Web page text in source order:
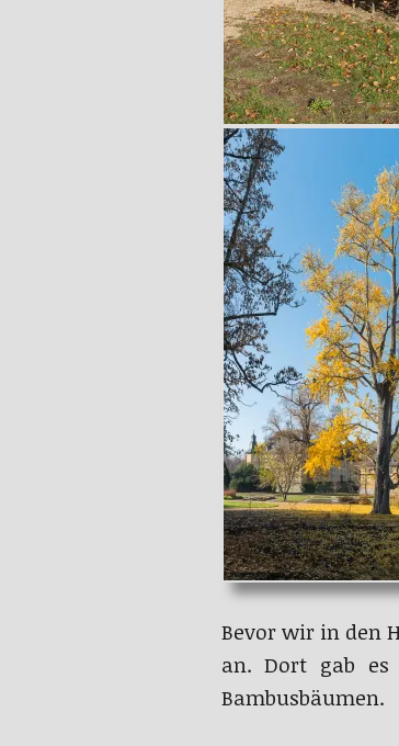
Bevor wir in den
an. Dort gab
Bambusbäumen.